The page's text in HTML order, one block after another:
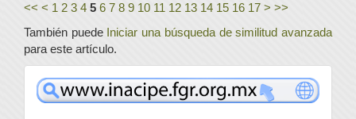
<< < 1 2 3 4 5 6 7 8 9 10 11 12 13 14 15 16 17 > >>
También puede Iniciar una búsqueda de similitud avanzada
para este artículo.
www